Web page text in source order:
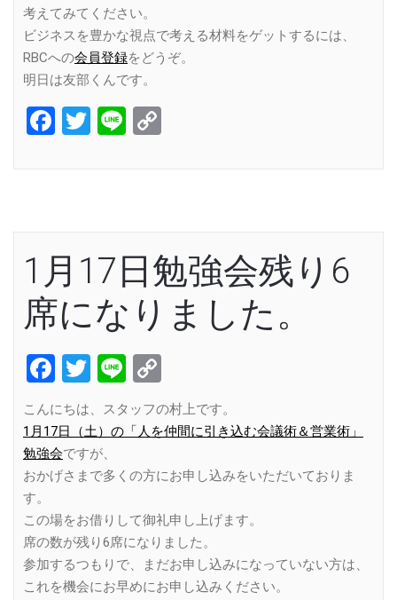
考えてみてください。
ビジネスを豊かな視点で考える材料をゲットするには、
RBCへの会員登録をどうぞ。
明日は友部くんです。
Facebook
Twitter
Line
1月17日勉強会残り6
席になりました。
Facebook
Twitter
Line
Link
こんにちは、スタッフの村上です。
1月17日（土）の「人を仲間に引き込む会議術＆営業術」
勉強会ですが、
おかげさまで多くの方にお申し込みをいただいておりま
す。
この場をお借りして御礼申し上げます。
席の数が残り6席になりました。
参加するつもりで、まだお申し込みになっていない方は、
これを機会にお早めにお申し込みください。